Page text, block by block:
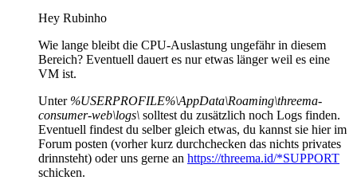
Hey Rubinho
Wie lange bleibt die CPU-Auslastung ungefähr in diesem
Bereich? Eventuell dauert es nur etwas länger weil es eine
VM ist.
Unter %USERPROFILE%\AppData\Roaming\threema-
consumer-web\logs\ solltest du zusätzlich noch Logs finden.
Eventuell findest du selber gleich etwas, du kannst sie hier im
Forum posten (vorher kurz durchchecken das nichts privates
drinnsteht) oder uns gerne an https://threema.id/*SUPPORT
schicken.